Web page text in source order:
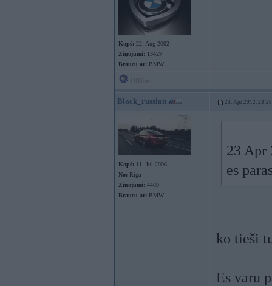
Kopš: 22. Aug 2002
Ziņojumi: 13429
Braucu ar: BMW
Black_russian 23. Apr 2012, 23:28
Kopš: 11. Jul 2006
No: Rīga
Ziņojumi: 4469
Braucu ar: BMW
23 Apr
es
ko tieši
Es varu